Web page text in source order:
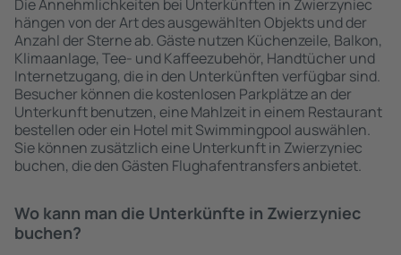
Die Annehmlichkeiten bei Unterkünften in Zwierzyniec
hängen von der Art des ausgewählten Objekts und der
Anzahl der Sterne ab. Gäste nutzen Küchenzeile, Balkon,
Klimaanlage, Tee- und Kaffeezubehör, Handtücher und
Internetzugang, die in den Unterkünften verfügbar sind.
Besucher können die kostenlosen Parkplätze an der
Unterkunft benutzen, eine Mahlzeit in einem Restaurant
bestellen oder ein Hotel mit Swimmingpool auswählen.
Sie können zusätzlich eine Unterkunft in Zwierzyniec
buchen, die den Gästen Flughafentransfers anbietet.
Wo kann man die Unterkünfte in Zwierzyniec
buchen?